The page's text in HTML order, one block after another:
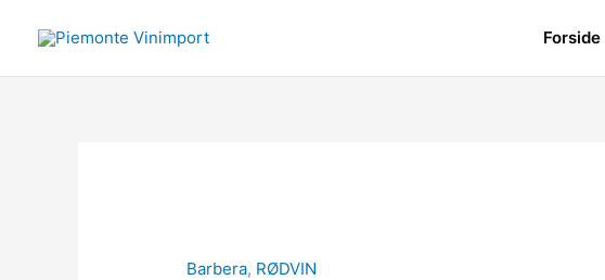
Forside
Barbera, RØDVIN
Maestra